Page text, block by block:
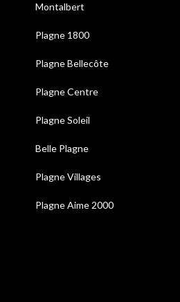
Montalbert
Plagne 1800
Plagne Bellecôte
Plagne Centre
Plagne Soleil
Belle Plagne
Plagne Villages
Plagne Aime 2000